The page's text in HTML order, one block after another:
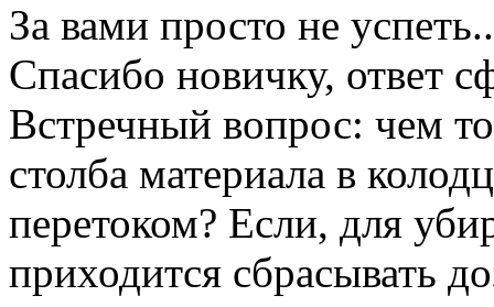
За вами просто не
Спасибо новичку, ответ
Встречный вопрос: чем
столба материала в
перетоком? Если, для
приходится сбрасывать